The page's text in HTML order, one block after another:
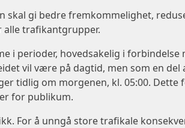
skal gi bedre fremkommelighet,
trafikantgrupper.
i perioder, hovedsakelig i forbindelse
vil være på dagtid, men som en del
tidlig om morgenen, kl. 05:00. Dette
for publikum.
For å unngå store trafikale